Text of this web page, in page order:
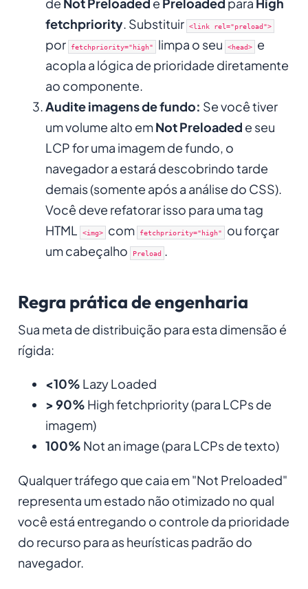
fetchpriority. Substituir <link rel="preload">
por fetchpriority="high" limpa o seu <head>
e
acopla a lógica de prioridade diretamente
ao componente.
Audite imagens de fundo: Se você tiver
um volume alto emNot Preloaded e seu
LCP for uma imagem de fundo, o
navegador a estará descobrindo tarde
demais (somente após a análise do CSS).
Você deve refatorar isso para uma tag
HTML
<img> com fetchpriority="high"
ou forçar
um cabeçalho
Preload .
Regra prática de engenharia
Sua meta de distribuição para esta dimensão é
rígida:
<10% Lazy Loaded
> 90% High fetchpriority (para LCPs de
imagem)
100% Not an image (para LCPs de texto)
Qualquer tráfego que caia em "Not Preloaded"
representa um estado não otimizado no qual
você está entregando o controle da prioridade
do recurso para as heurísticas padrão do
navegador.